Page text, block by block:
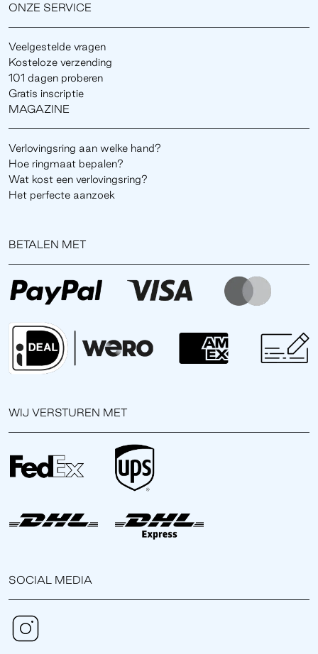
ONZE SERVICE
Veelgestelde vragen
Kosteloze verzending
101 dagen proberen
Gratis inscriptie
MAGAZINE
Verlovingsring aan welke hand?
Hoe ringmaat bepalen?
Wat kost een verlovingsring?
Het perfecte aanzoek
BETALEN MET
WIJ VERSTUREN MET
SOCIAL MEDIA